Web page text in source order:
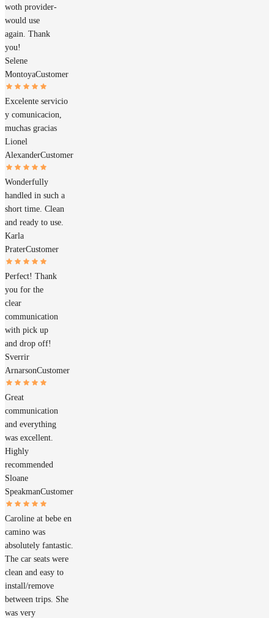
woth provider-
would use
again. Thank
you!
Selene
MontoyaCustomer
Excelente servicio
y comunicacion,
muchas gracias
Lionel
AlexanderCustomer
Wonderfully
handled in such a
short time. Clean
and ready to use.
Karla
PraterCustomer
Perfect! Thank
you for the
clear
communication
with pick up
and drop off!
Sverrir
ArnarsonCustomer
Great
communication
and everything
was excellent.
Highly
recommended
Sloane
SpeakmanCustomer
Caroline at bebe en
camino was
absolutely fantastic.
The car seats were
clean and easy to
install/remove
between trips. She
was very